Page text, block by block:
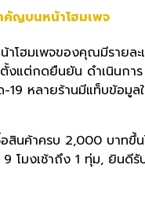
คัญบนหน้าโฮมเพจ
น้าโฮมเพจของคุณมีรายล
งแต่กดยืนยัน ดำเนินกา
หลายร้านมีแท็บข้อมูลใ
สินค้าครบ 2,000 บาทขึ้น
โมงเช้าถึง 1 ทุ่ม, ยินดีรั